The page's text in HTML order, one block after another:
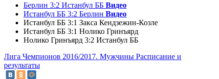
Берлин 3:2 Истанбул ББ Видео
Истанбул ББ 3:2 Берлин Видео
Истанбул ББ 3:1 Закса Кендзежин-Козле
Истанбул ББ 3:1 Нолико Гринъярд
Нолико Гринъярд 3:2 Истанбул ББ
Лига Чемпионов 2016/2017. Мужчины Расписание и
результаты